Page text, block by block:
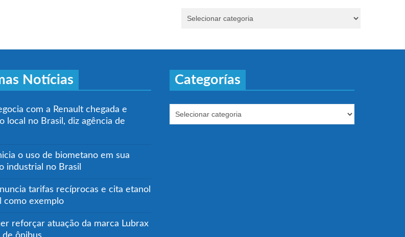
Notícias
com a Renault chegada e
local no Brasil, diz agência de
o uso de biometano em sua
industrial no Brasil
tarifas recíprocas e cita etanol
como exemplo
reforçar atuação da marca Lubrax
Categorías